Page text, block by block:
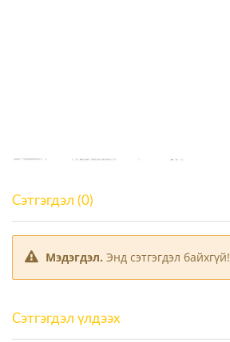
Сэтгэгдэл (0)
Мэдэгдэл. Энд сэтгэгдэл байхгүй!
Сэтгэгдэл үлдээх